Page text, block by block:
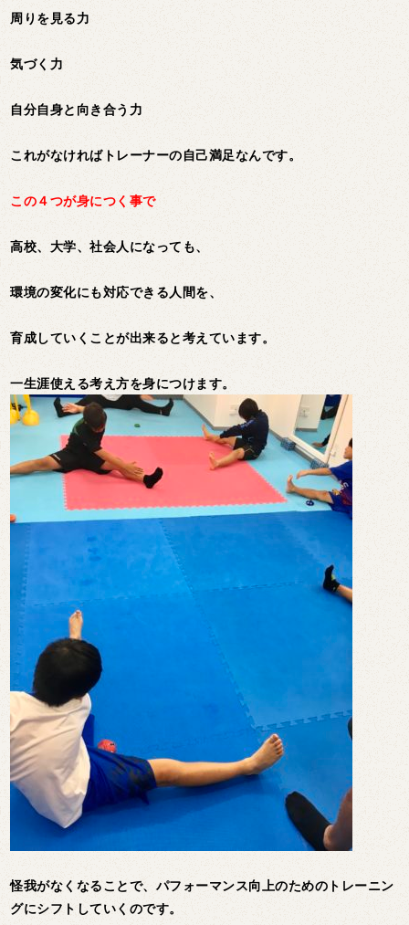
周りを見る力
気づく力
自分自身と向き合う力
これがなければトレーナーの自己満足なんです。
この４つが身につく事で
高校、大学、社会人になっても、
環境の変化にも対応できる人間を、
育成していくことが出来ると考えています。
一生涯使える考え方を身につけます。
怪我がなくなることで、パフォーマンス向上のためのトレーニン
グにシフトしていくのです。